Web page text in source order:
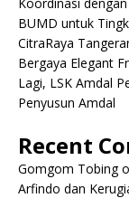
BUMD untuk
CitraRaya
Bergaya Elegant
Lagi, LSK Amdal
Penyusun Amdal
Recent
Gomgom Tobing
Arfindo dan